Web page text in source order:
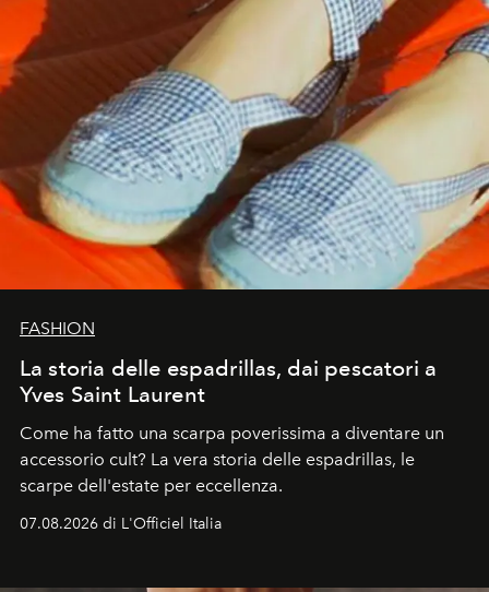
FASHION
La storia delle espadrillas, dai pescatori a
Yves Saint Laurent
Come ha fatto una scarpa poverissima a diventare un
accessorio cult? La vera storia delle espadrillas, le
scarpe dell'estate per eccellenza.
07.08.2026 di L'Officiel Italia